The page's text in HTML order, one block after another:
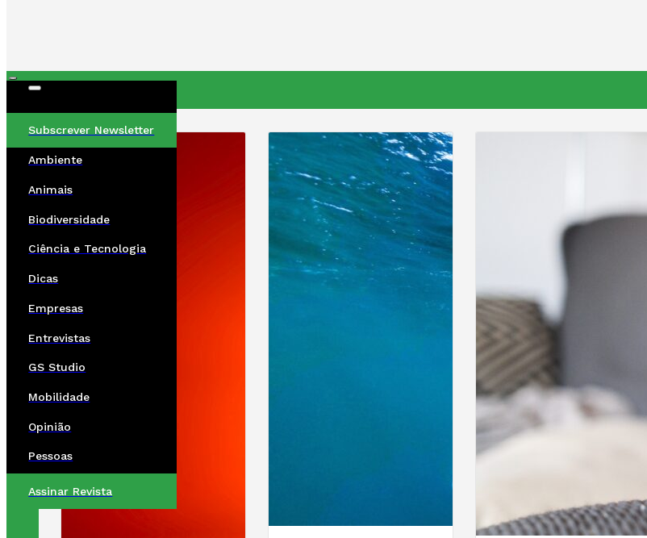
Subscrever Newsletter
Ambiente
Animais
Biodiversidade
Ciência e Tecnologia
Dicas
Empresas
Entrevistas
GS Studio
Mobilidade
Opinião
Pessoas
Assinar Revista